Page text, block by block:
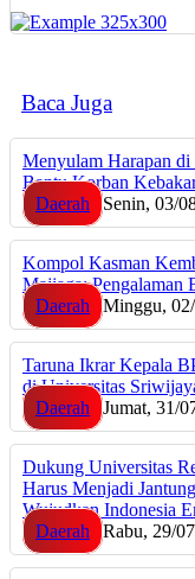
Baca Juga
Menyulam Harapan
Bantu Korban
Daerah
Senin, 03/
Kompol Kasman
Majjaga: Pengalaman
Daerah
Minggu,
Taruna Ikrar Kepala
di Universitas
Daerah
Jumat, 31/
Dukung Universitas
Harus Menjadi
Wujudkan Indonesia
Daerah
Rabu, 29/